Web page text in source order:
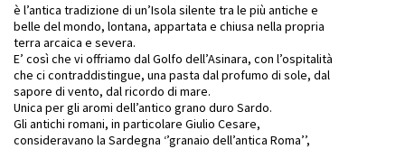
è l’antica tradizione di un’Isola silente tra le più antiche e
belle del mondo, lontana, appartata e chiusa nella propria
terra arcaica e severa.
E’ così che vi offriamo dal Golfo dell’Asinara, con l’ospitalità
che ci contraddistingue, una pasta dal profumo di sole, dal
sapore di vento, dal ricordo di mare.
Unica per gli aromi dell’antico grano duro Sardo.
Gli antichi romani, in particolare Giulio Cesare,
consideravano la Sardegna ‘’granaio dell’antica Roma’’,